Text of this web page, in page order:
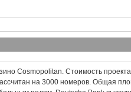
Cosmopolitan. Стоимость
на 3000 номеров. Общая